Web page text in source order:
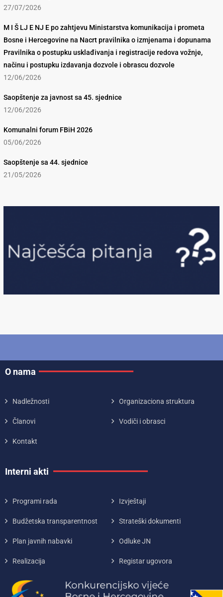
27/07/2026
M I Š LJ E NJ E po zahtjevu Ministarstva komunikacija i prometa
Bosne i Hercegovine na Nacrt pravilnika o izmjenama i dopunama
Pravilnika o postupku usklađivanja i registracije redova vožnje,
načinu i postupku izdavanja dozvole i obrascu dozvole
12/06/2026
Saopštenje za javnost sa 45. sjednice
12/06/2026
Komunalni forum FBiH 2026
05/06/2026
Saopštenje sa 44. sjednice
21/05/2026
O nama
Nadležnosti Organizaciona struktura
Članovi Vodiči i obrasci
Kontakt
Interni akti
Programi rada Izvještaji
Budžetska transparentnost Strateški dokumenti
Plan javnih nabavki Odluke JN
Realizacija Registar ugovora